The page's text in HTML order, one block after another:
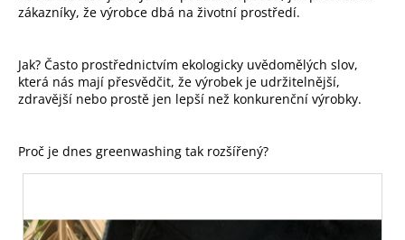
zákazníky, že výrobce dbá na životní prostředí.
Jak? Často prostřednictvím ekologicky uvědomělých slov,
která nás mají přesvědčit, že výrobek je udržitelnější,
zdravější nebo prostě jen lepší než konkurenční výrobky.
Proč je dnes greenwashing tak rozšířený?